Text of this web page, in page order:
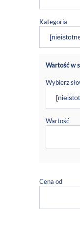
Kategoria
Wartość w
Wybierz
Wartość
Cena od